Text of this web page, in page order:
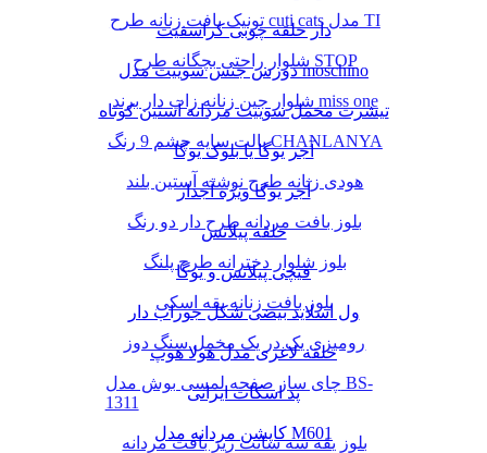
تونیک بافت زنانه طرح cuti cats مدل TI
شلوار راحتی بچگانه طرح STOP
شلوار جین زنانه زاپ دار برند miss one
پالت سایه چشم 9 رنگ CHANLANYA
هودی زنانه طرح نوشته آستین بلند
بلوز بافت مردانه طرح دار دو رنگ
بلوز شلوار دخترانه طرح پلنگ
بلوز بافت زنانه یقه اسکی
رومیزی یک در یک مخمل سنگ دوز
چای ساز صفحه لمسی بوش مدل BS-
1311
بلوز یقه سه سانت ریز بافت مردانه
دار حلقه چوبی کراسفیت
دورس جنس سوییت مدل moschino
تیشرت مخمل سوییت مردانه آستین کوتاه
آجر یوگا یا بلوک یوگا
آجر یوگا ویژه آجدار
حلقه پیلاتس
قیچی پیلاتس و یوگا
ول اسلاید بیضی شکل جوراب دار
حلقه لاغری مدل هولا هوپ
پد اسکات ایرانی
کاپشن مردانه مدل M601